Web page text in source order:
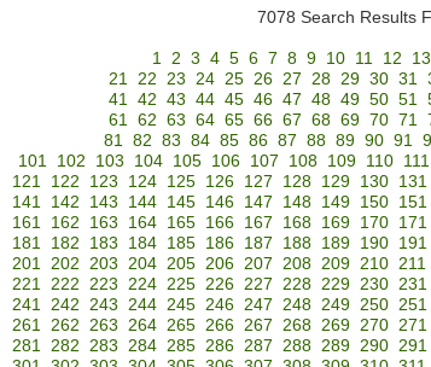
7078 Search Results
1 2 3 4 5 6 7 8 9 10 11 12 13
21 22 23 24 25 26 27 28 29 30 31
41 42 43 44 45 46 47 48 49 50 51
61 62 63 64 65 66 67 68 69 70 71
81 82 83 84 85 86 87 88 89 90 91
101 102 103 104 105 106 107 108 109 110 111
121
122 123 124 125 126 127 128 129 130 131
141
142 143 144 145 146 147 148 149 150 151
161
162 163 164 165 166 167 168 169 170 171
181
182 183 184 185 186 187 188 189 190 191
201 202 203 204 205 206 207 208 209 210 211
221 222 223 224 225 226 227 228 229 230 231
241 242 243 244 245 246 247 248 249 250 251
261 262 263 264 265 266 267 268 269 270 271
281 282 283 284 285 286 287 288 289 290 291